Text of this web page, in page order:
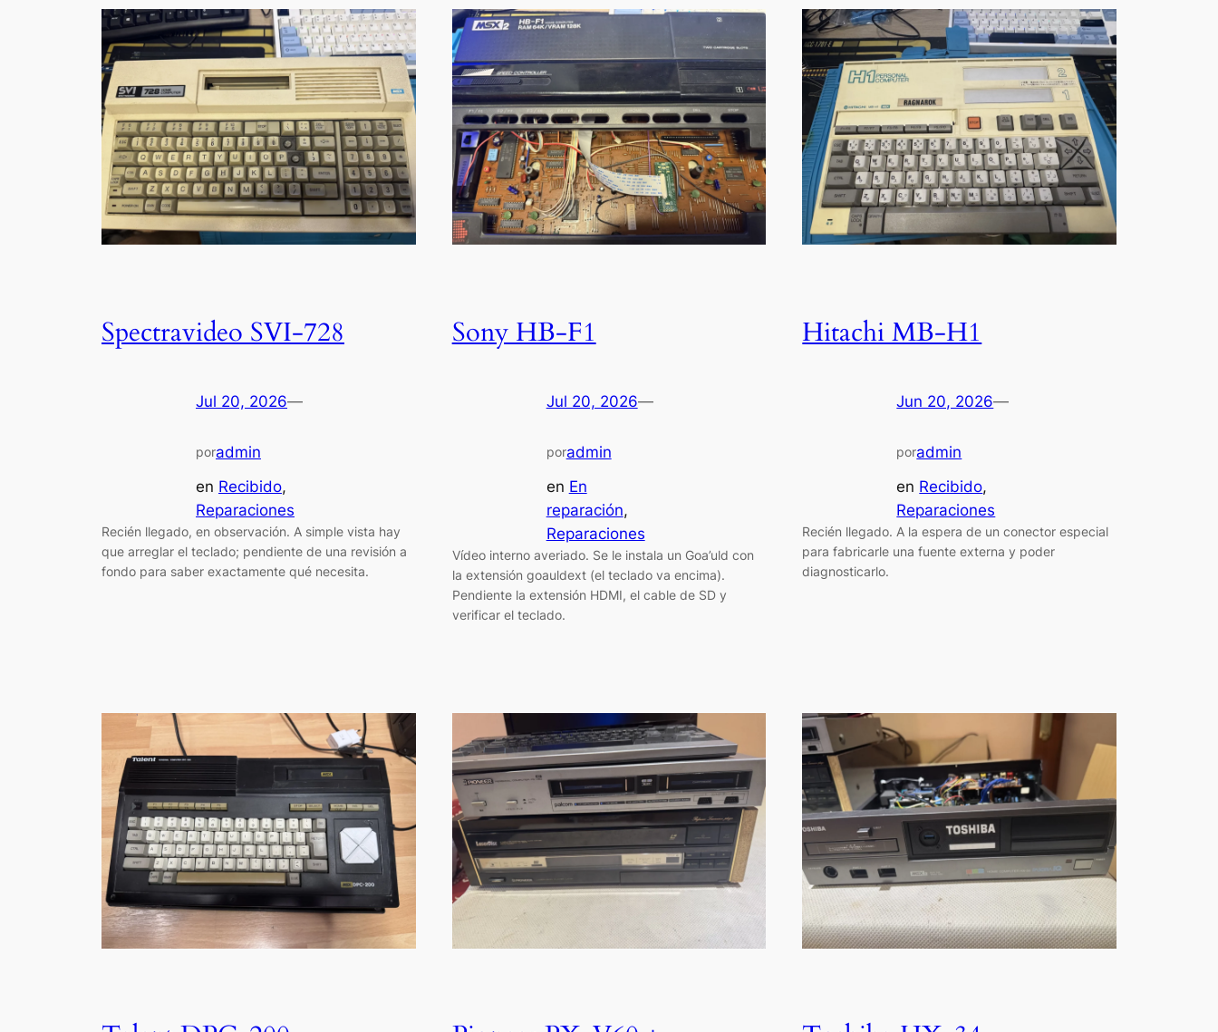
Spectravideo SVI-728
Jul 20, 2026—
poradmin
en Recibido
Reparaciones
Recién llegado, en observación. A simple vista hay
que arreglar el teclado; pendiente de una revisión a
fondo para saber exactamente qué necesita.
Sony HB-F1
Jul 20, 2026—
poradmin
en En
reparación
Reparaciones
Vídeo interno averiado. Se le instala un Goa’uld con
la extensión goauldext (el teclado va encima).
Pendiente la extensión HDMI, el cable de SD y
verificar el teclado.
Hitachi MB-H1
Jun 20, 2026—
poradmin
en Recibido
Reparaciones
Recién llegado. A la espera de un conector especial
para fabricarle una fuente externa y poder
diagnosticarlo.